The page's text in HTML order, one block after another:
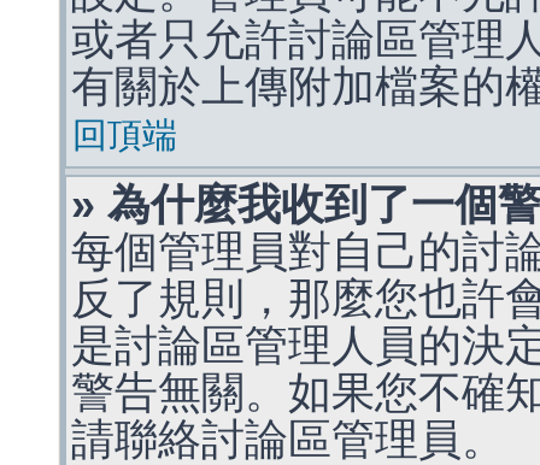
或者只允許討論區管理
有關於上傳附加檔案的
回頂端
» 為什麼我收到了一個
每個管理員對自己的討
反了規則，那麼您也許
是討論區管理人員的決
警告無關。如果您不確
請聯絡討論區管理員。